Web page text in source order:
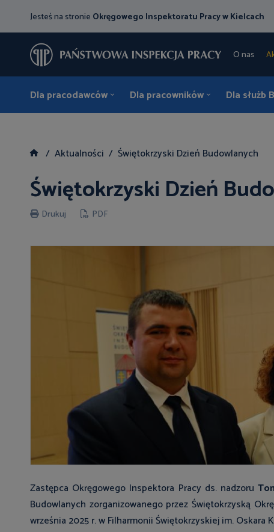
Jesteś na stronie Okręgowego Inspektoratu Pracy w Kielcach
O nas
Dla pracodawców Dla pracowników Dla służb
Aktualności Świętokrzyski Dzień Budowlanych
Świętokrzyski Dzień
Drukuj PDF
Zastępca Okręgowego Inspektora Pracy ds. nadzoru
Budowlanych zorganizowanego przez Świętokrzyską
września 2025 r. w Filharmonii Świętokrzyskiej im. Oskara